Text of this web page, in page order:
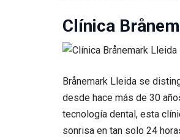
Clínica
Brånemark Lleida se
desde hace más de 30
tecnología dental, esta
sonrisa en tan solo 24